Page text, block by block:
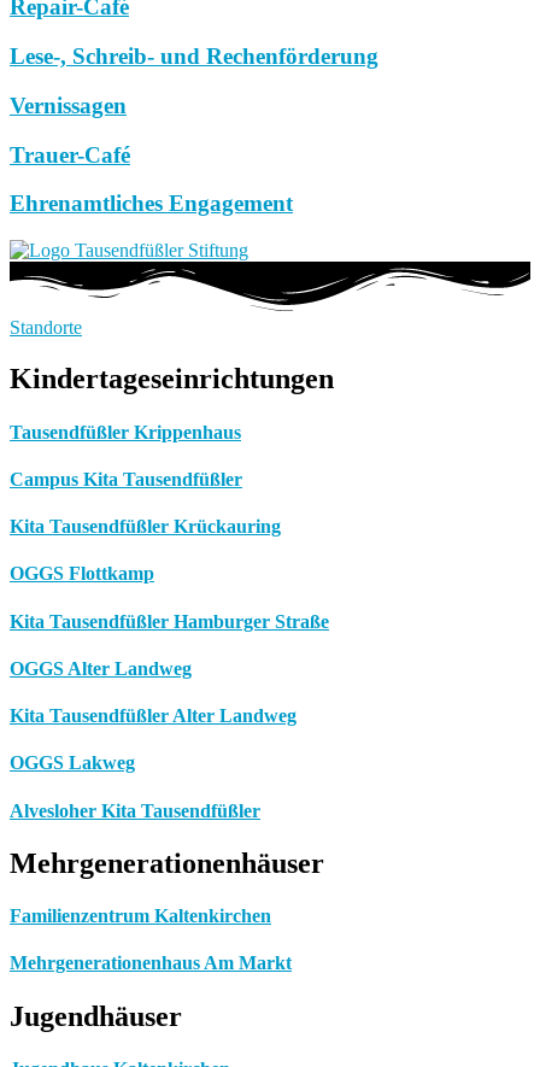
Repair-Café
Lese-, Schreib- und Rechenförderung
Vernissagen
Trauer-Café
Ehrenamtliches Engagement
Standorte
Kindertageseinrichtungen
Tausendfüßler Krippenhaus
Campus Kita Tausendfüßler
Kita Tausendfüßler Krückauring
OGGS Flottkamp
Kita Tausendfüßler Hamburger Straße
OGGS Alter Landweg
Kita Tausendfüßler Alter Landweg
OGGS Lakweg
Alvesloher Kita Tausendfüßler
Mehrgenerationenhäuser
Familienzentrum Kaltenkirchen
Mehrgenerationenhaus Am Markt
Jugendhäuser